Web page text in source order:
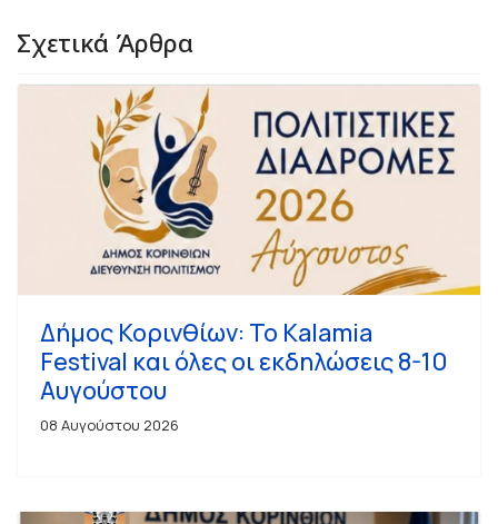
Σχετικά Άρθρα
Δήμος Κορινθίων: Το Kalamia
Festival και όλες οι εκδηλώσεις 8-10
Αυγούστου
08 Αυγούστου 2026